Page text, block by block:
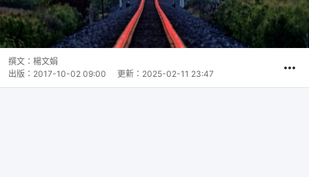
撰文： 楊文娟
出版： 2017-10-02 09:00 更新： 2025-02-11 23:47